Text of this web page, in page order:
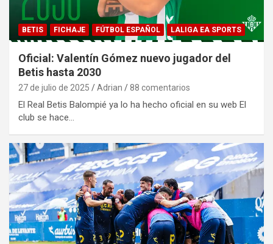
BETIS FICHAJE FÚTBOL ESPAÑOL LALIGA EA SPORTS
Oficial: Valentín Gómez nuevo jugador del
Betis hasta 2030
27 de julio de 2025 Adrian 88 comentarios
El Real Betis Balompié ya lo ha hecho oficial en su web El
club se hace…